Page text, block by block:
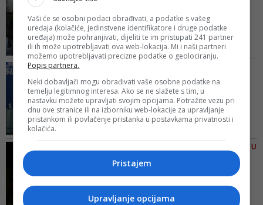
ambasadora u Bosni i
Hercegovini
Radulović je prije dva dana u
intervjuu "Vijestima" rekao da se
"politički postavljeni" očekuje "vrlo
brzo"
GLASANJU U AMERIČKOM
KONGRESU
Putin: Optužbe za opoziv
Trumpa su izmišljene,
Američki Predstavnički dom
glasao je u srijedu za opoziv
Trumpa, ali Putin je, kao i većina
posmatrača, rekao da očekuje da
će ga republikanski Senat
osloboditi
NAREDNI KORAK - SUĐENJE U
Kongres izglasao opoziv
Donalda Trumpa, protiv
pre...
Vaši će se osobni podaci obrađivati, a podatke s vašeg
uređaja (kolačiće, jedinstvene identifikatore i druge podatke
uređaja) može pohranjivati, dijeliti te im pristupati 241 partner
ili ih može upotrebljavati ova web-lokacija. Mi i naši partneri
možemo upotrebljavati precizne podatke o geolociranju.
Popis partnera.
Neki dobavljači mogu obrađivati vaše osobne podatke na
temelju legitimnog interesa. Ako se ne slažete s tim, u
nastavku možete upravljati svojim opcijama. Potražite vezu pri
dnu ove stranice ili na izborniku web-lokacije za upravljanje
pristankom ili povlačenje pristanka u postavkama privatnosti i
kolačića.
Pristajem
Upravljanje opcijama